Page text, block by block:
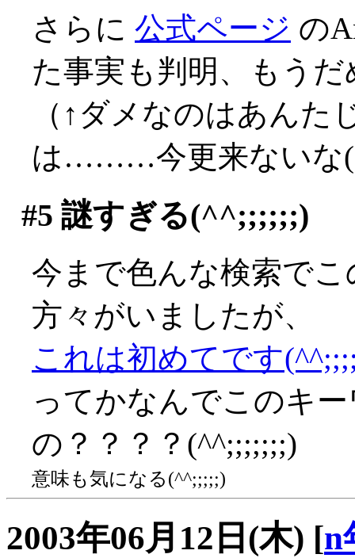
さらに 公式ページ の
た事実も判明、もう
（↑ダメなのはあん
は………今更来ないな
#5 謎すぎる(^^;;;;;;)
今まで色んな検索で
方々がいましたが、
これは初めてです
ってかなんでこのキ
の？？？？(^^;;;;;;;)
意味も気になる(^^;;;;;)
2003年06月12日(木) [n